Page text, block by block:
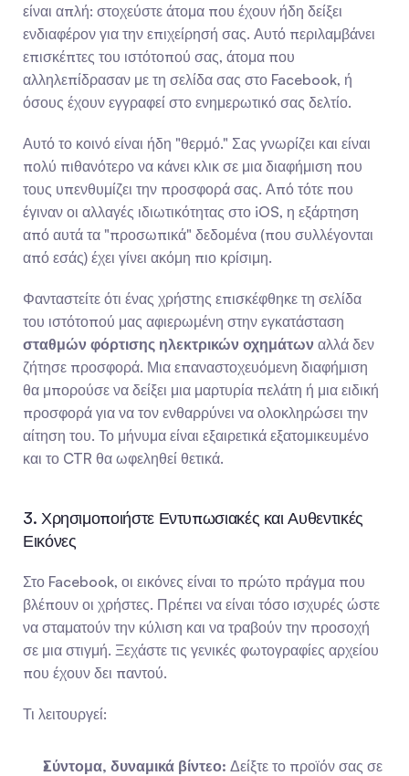
είναι απλή: στοχεύστε άτομα που έχουν ήδη δείξει
ενδιαφέρον για την επιχείρησή σας. Αυτό περιλαμβάνει
επισκέπτες του ιστότοπού σας, άτομα που
αλληλεπίδρασαν με τη σελίδα σας στο Facebook, ή
όσους έχουν εγγραφεί στο ενημερωτικό σας δελτίο.
Αυτό το κοινό είναι ήδη "θερμό." Σας γνωρίζει και είναι
πολύ πιθανότερο να κάνει κλικ σε μια διαφήμιση που
τους υπενθυμίζει την προσφορά σας. Από τότε που
έγιναν οι αλλαγές ιδιωτικότητας στο iOS, η εξάρτηση
από αυτά τα "προσωπικά" δεδομένα (που συλλέγονται
από εσάς) έχει γίνει ακόμη πιο κρίσιμη.
Φανταστείτε ότι ένας χρήστης επισκέφθηκε τη σελίδα
σταθμών φόρτισης ηλεκτρικών οχημάτων αλλά δεν
ζήτησε προσφορά. Μια επαναστοχευόμενη διαφήμιση
θα μπορούσε να δείξει μια μαρτυρία πελάτη ή μια ειδική
προσφορά για να τον ενθαρρύνει να ολοκληρώσει την
αίτηση του. Το μήνυμα είναι εξαιρετικά εξατομικευμένο
και το CTR θα ωφεληθεί θετικά.
3. Χρησιμοποιήστε Εντυπωσιακές και Αυθεντικές
Εικόνες
Στο Facebook, οι εικόνες είναι το πρώτο πράγμα που
βλέπουν οι χρήστες. Πρέπει να είναι τόσο ισχυρές ώστε
να σταματούν την κύλιση και να τραβούν την προσοχή
σε μια στιγμή. Ξεχάστε τις γενικές φωτογραφίες αρχείου
που έχουν δει παντού.
Τι λειτουργεί:
Σύντομα, δυναμικά βίντεο: Δείξτε το προϊόν σας σε